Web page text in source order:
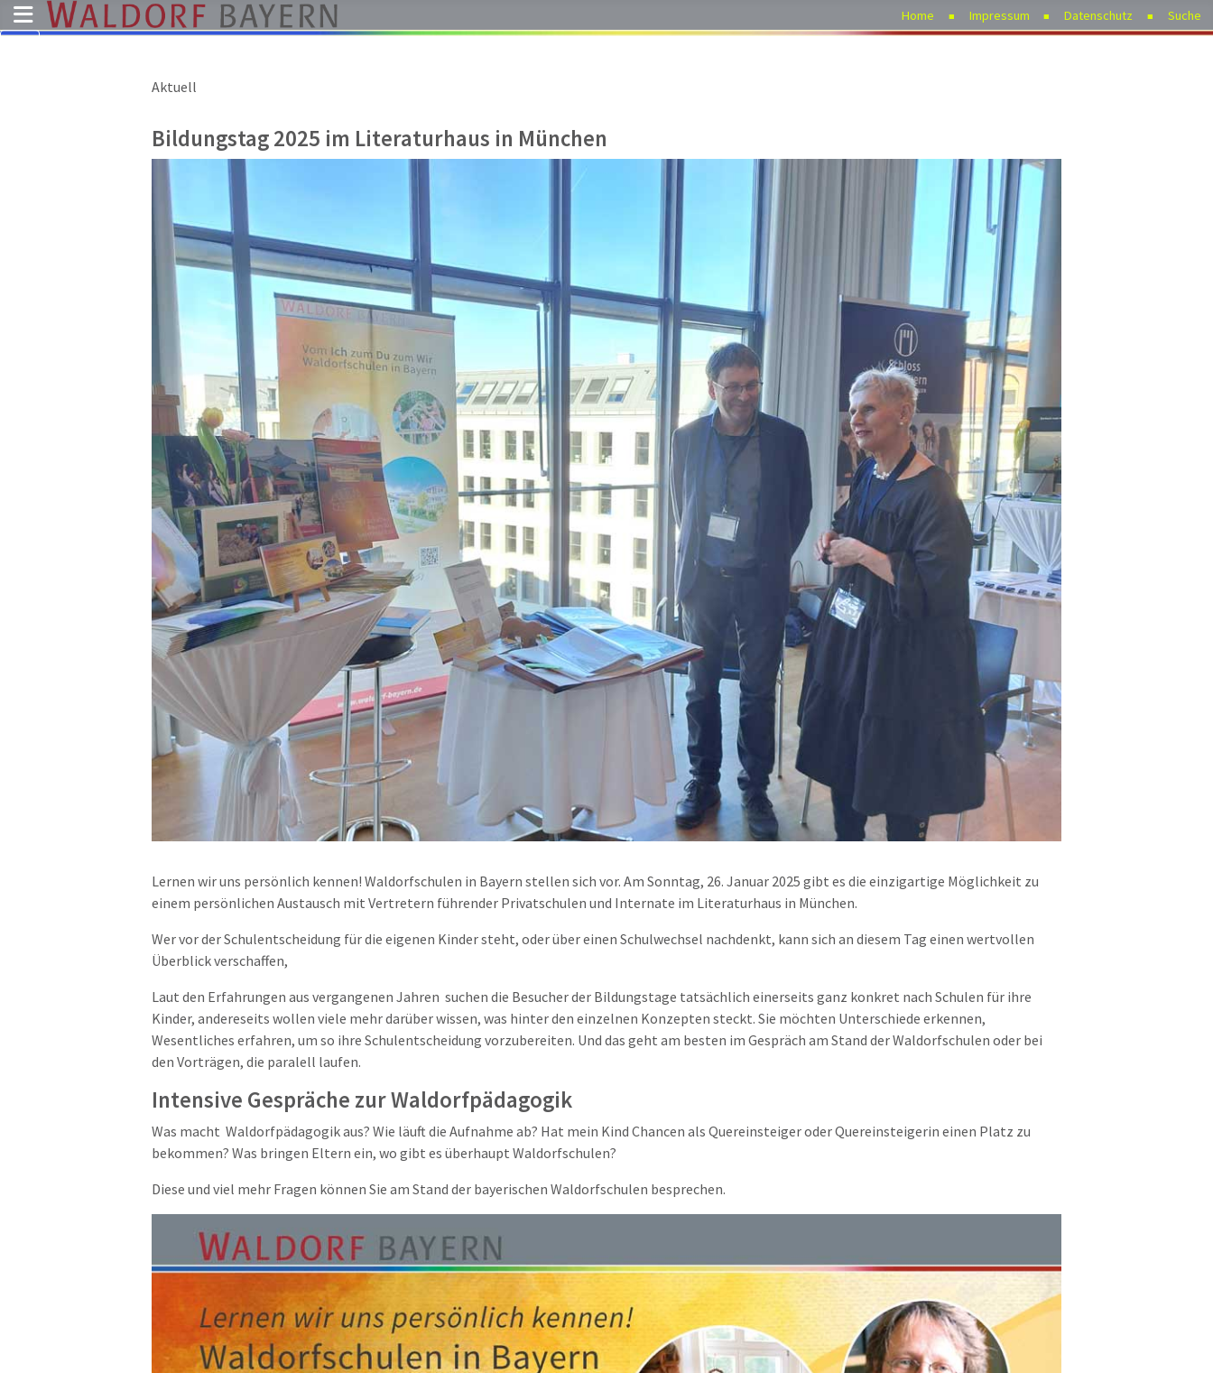
Home Impressum Datenschutz Suche
Aktuell
Bildungstag 2025 im Literaturhaus in München
Lernen wir uns persönlich kennen! Waldorfschulen in Bayern stellen sich vor. Am Sonntag, 26. Januar 2025 gibt es die einzigartige Möglichkeit zu
einem persönlichen Austausch mit Vertretern führender Privatschulen und Internate im Literaturhaus in München.
Wer vor der Schulentscheidung für die eigenen Kinder steht, oder über einen Schulwechsel nachdenkt, kann sich an diesem Tag einen wertvollen
Überblick verschaffen,
Laut den Erfahrungen aus vergangenen Jahren suchen die Besucher der Bildungstage tatsächlich einerseits ganz konkret nach Schulen für ihre
Kinder, andereseits wollen viele mehr darüber wissen, was hinter den einzelnen Konzepten steckt. Sie möchten Unterschiede erkennen,
Wesentliches erfahren, um so ihre Schulentscheidung vorzubereiten. Und das geht am besten im Gespräch am Stand der Waldorfschulen oder bei
den Vorträgen, die paralell laufen.
Intensive Gespräche zur Waldorfpädagogik
Was macht Waldorfpädagogik aus? Wie läuft die Aufnahme ab? Hat mein Kind Chancen als Quereinsteiger oder Quereinsteigerin einen Platz zu
bekommen? Was bringen Eltern ein, wo gibt es überhaupt Waldorfschulen?
Diese und viel mehr Fragen können Sie am Stand der bayerischen Waldorfschulen besprechen.